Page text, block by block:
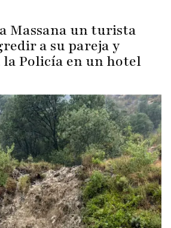
Massana un turista
a su pareja y
Policía en un hotel